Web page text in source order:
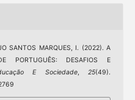
SANTOS MARQUES, I. (2022). A
PORTUGUÊS: DESAFIOS E
E Sociedade,25(49).